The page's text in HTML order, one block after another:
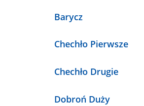
Barycz
Chechło Pierwsze
Chechło Drugie
Dobroń Duży